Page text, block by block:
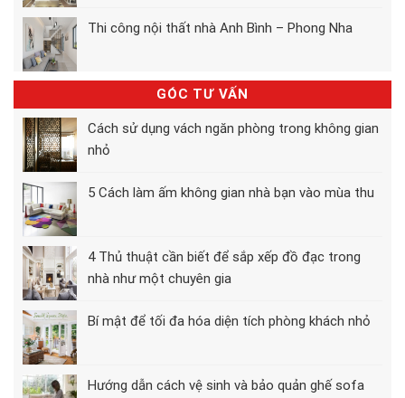
Thi công nội thất nhà Anh Bình – Phong Nha
GÓC TƯ VẤN
Cách sử dụng vách ngăn phòng trong không gian
nhỏ
5 Cách làm ấm không gian nhà bạn vào mùa thu
4 Thủ thuật cần biết để sắp xếp đồ đạc trong
nhà như một chuyên gia
Bí mật để tối đa hóa diện tích phòng khách nhỏ
Hướng dẫn cách vệ sinh và bảo quản ghế sofa